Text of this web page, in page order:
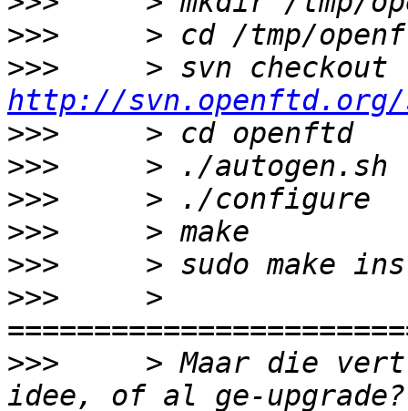
>>>
>>>
http://svn.openftd.org/
>>>
>>>
>>>
>>>
>>>
>>>
     >
>>>
> Maar die